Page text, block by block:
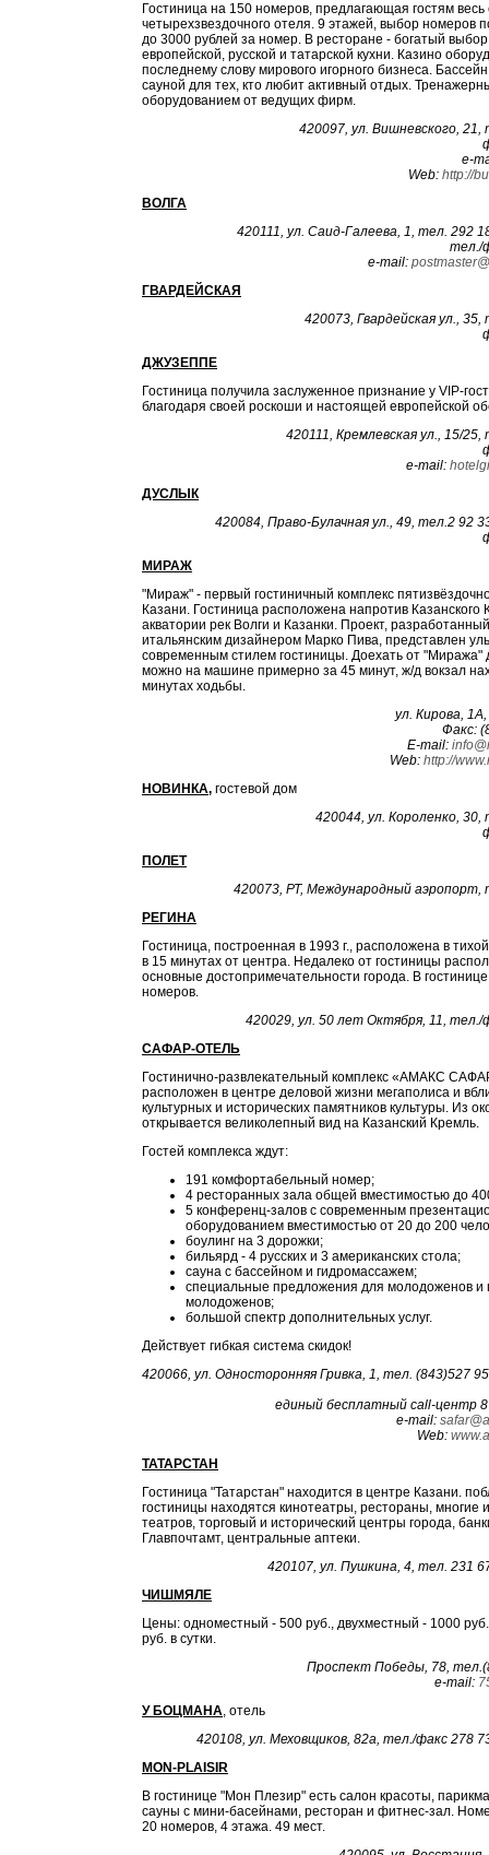
Гостиница на 150 номеров, предлагающая гостям весь
четырехзвездочного отеля. 9 этажей, выбор номеров
до 3000 рублей за номер. В ресторане - богатый
европейской, русской и татарской кухни. Казино
последнему слову мирового игорного бизнеса.
сауной для тех, кто любит активный отдых.
оборудованием от ведущих фирм.
420097, ул. Вишневского, 21,
е-
Web: http://
ВОЛГА
420111, ул. Саид-Галеева, 1, тел. 292
тел./
е-mаil:
ГВАРДЕЙСКАЯ
420073, Гвардейская ул.,
ДЖУЗЕППЕ
Гостиница получила заслуженное признание у VIP-
благодаря своей роскоши и настоящей европейской
420111, Кремлевская ул., 15/
е-mаil:
ДУСЛЫК
420084, Право-Булачная ул., 49, тел.2 92
МИРАЖ
"Мираж" - первый гостиничный комплекс
Казани. Гостиница расположена напротив Казанского
акватории рек Волги и Казанки. Проект,
итальянским дизайнером Марко Пива, представлен
современным стилем гостиницы. Доехать от "Миража"
можно на машине примерно за 45 минут, ж/д вокзал
минутах ходьбы.
ул. Кирова,
Факс:
E-mail:
Web: http://
НОВИНКА, гостевой дом
420044, ул. Короленко, 30,
ПОЛЕТ
420073, РТ, Международный аэропорт,
РЕГИНА
Гостиница, построенная в 1993 г., расположена в
в 15 минутах от центра. Недалеко от гостиницы
основные достопримечательности города. В
номеров.
420029, ул. 50 лет Октября, 11, тел./
САФАР-ОТЕЛЬ
Гостинично-развлекательный комплекс «АМАКС
расположен в центре деловой жизни мегаполиса и
культурных и исторических памятников культуры. Из
открывается великолепный вид на Казанский Кремль.
Гостей комплекса ждут:
191 комфортабельный номер;
4 ресторанных зала общей вместимостью до
5 конференц-залов с современным
оборудованием вместимостью от 20 до 200
боулинг на 3 дорожки;
бильярд - 4 русских и 3 американских стола;
сауна с бассейном и гидромассажем;
специальные предложения для молодоженов и
молодоженов;
большой спектр дополнительных услуг.
Действует гибкая система скидок!
420066, ул. Односторонняя Гривка, 1, тел. (843)527
единый бесплатный сall-центр 8
е-mаil:
Web:
ТАТАРСТАН
Гостиница "Татарстан" находится в центре Казани.
гостиницы находятся кинотеатры, рестораны, многие
театров, торговый и исторический центры города,
Главпочтамт, центральные аптеки.
420107, ул. Пушкина, 4, тел. 231
ЧИШМЯЛЕ
Цены: одноместный - 500 руб., двухместный - 1000
руб. в сутки.
Проспект Победы, 78,
е-mail:
У БОЦМАНА, отель
420108, ул. Меховщиков, 82а, тел./факс 278
МОN-РLАISIR
В гостинице "Мон Плезир" есть салон красоты,
сауны с мини-басейнами, ресторан и фитнес-зал.
20 номеров, 4 этажа. 49 мест.